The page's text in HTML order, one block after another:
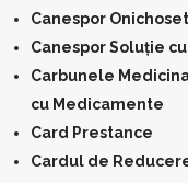
Canespor
Canespor Soluție
Carbunele
cu Medicamente
Card Prestance
Cardul de